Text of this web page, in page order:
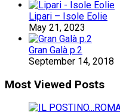
Lipari – Isole Eolie
May 21, 2023
Gran Galà p.2
September 14, 2018
Most Viewed Posts